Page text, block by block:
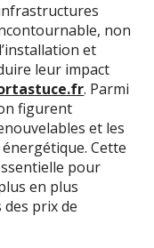
non
et
leur impact
. Parmi
figurent
et les
Cette
pour
en plus
prix de